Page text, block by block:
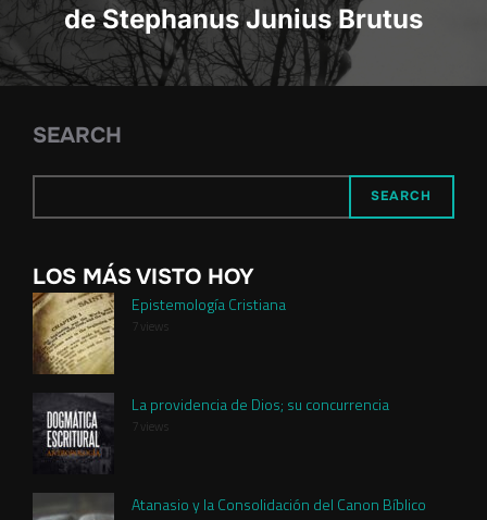
de Stephanus Junius Brutus
SEARCH
SEARCH
LOS MÁS VISTO HOY
Epistemología Cristiana
7 views
La providencia de Dios; su concurrencia
7 views
Atanasio y la Consolidación del Canon Bíblico